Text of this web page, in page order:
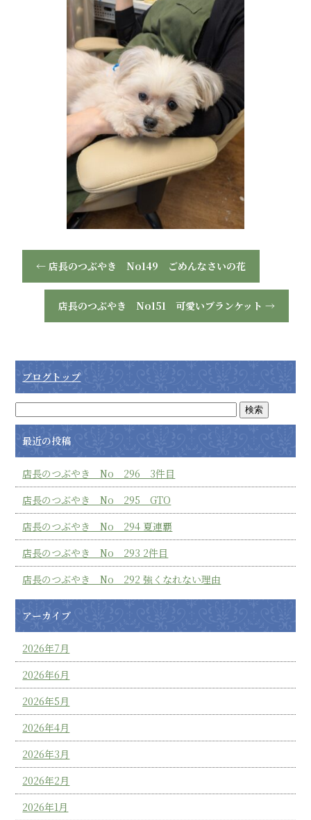
← 店長のつぶやき No149 ごめんなさいの花
店長のつぶやき No151 可愛いブランケット →
ブログトップ
最近の投稿
店長のつぶやき No 296 3件目
店長のつぶやき No 295 GTO
店長のつぶやき No 294 夏連覇
店長のつぶやき No 293 2件目
店長のつぶやき No 292 強くなれない理由
アーカイブ
2026年7月
2026年6月
2026年5月
2026年4月
2026年3月
2026年2月
2026年1月